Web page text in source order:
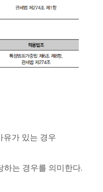
유가 있는 경우
하는 경우를 의미한다.